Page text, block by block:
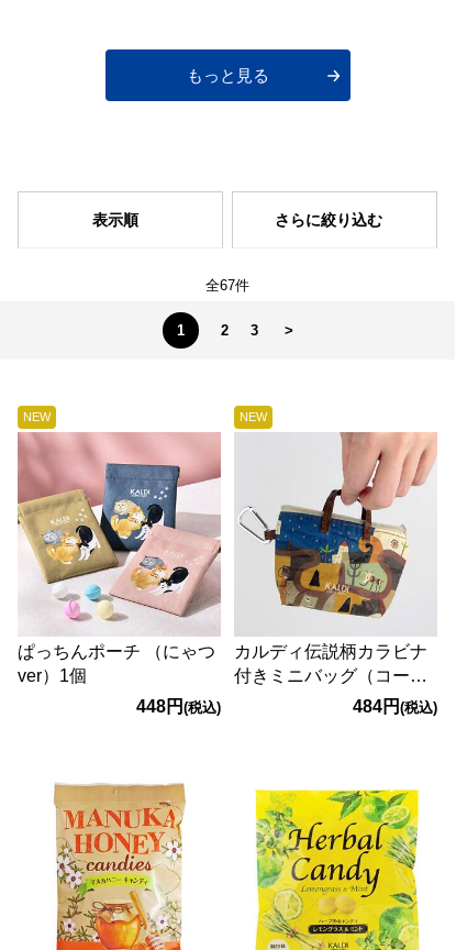
もっと見る
表示順 さらに絞り込む
全67件
1 2 3 >
NEW
ぱっちんポーチ （にゃつ
ver）1個
448円(税込)
NEW
カルディ伝説柄カラビナ
付きミニバッグ（コーヒ
ーゼリー入り） 1個
484円 (税込)